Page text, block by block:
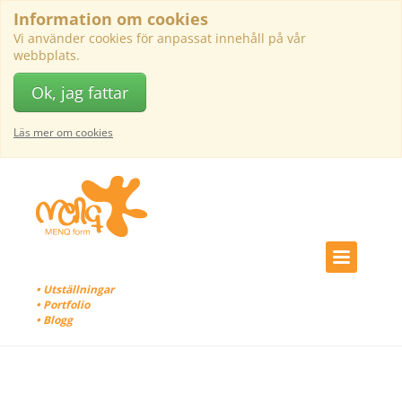
Information om cookies
Vi använder cookies för anpassat innehåll på vår
webbplats.
Ok, jag fattar
Läs mer om cookies
• Utställningar
• Portfolio
• Blogg